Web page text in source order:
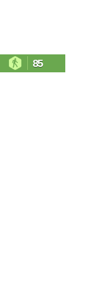
85